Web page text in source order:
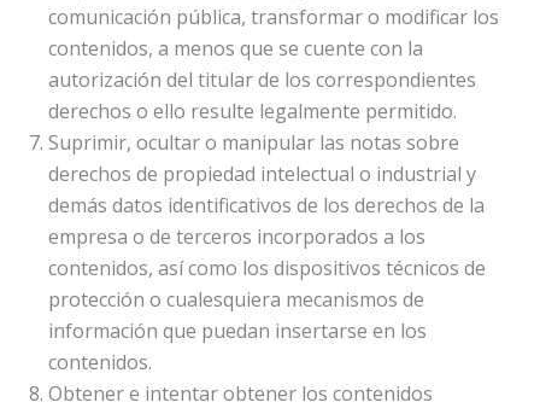
comunicación pública, transformar o modificar los
contenidos, a menos que se cuente con la
autorización del titular de los correspondientes
derechos o ello resulte legalmente permitido.
Suprimir, ocultar o manipular las notas sobre
derechos de propiedad intelectual o industrial y
demás datos identificativos de los derechos de la
empresa o de terceros incorporados a los
contenidos, así como los dispositivos técnicos de
protección o cualesquiera mecanismos de
información que puedan insertarse en los
contenidos.
Obtener e intentar obtener los contenidos